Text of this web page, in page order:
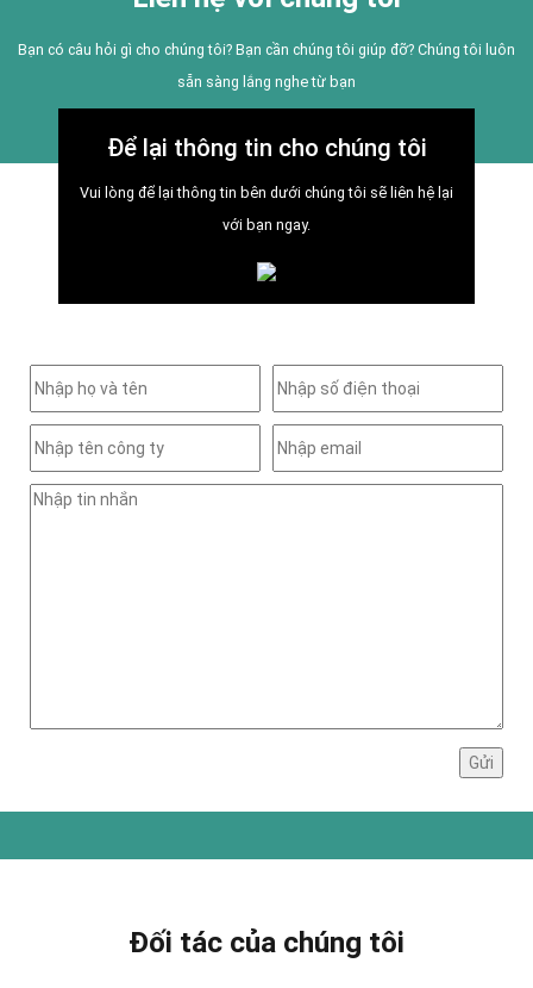
Bạn có câu hỏi gì cho chúng tôi? Bạn cần chúng tôi giúp đỡ? Chúng tôi luôn
sẵn sàng lắng nghe từ bạn
Để lại thông tin cho chúng tôi
Vui lòng để lại thông tin bên dưới chúng tôi sẽ liên hệ lại
với bạn ngay.
Đối tác của chúng tôi